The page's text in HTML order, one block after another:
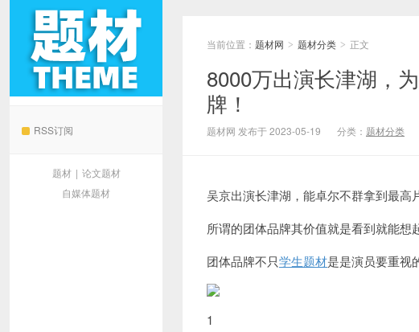
RSS订阅
题材 | 论文题材
自媒体题材
当前位置： 题材网 > 题材分类 > 正文
8000万出演长津湖，
牌！
题材网 发布于 2023-05-19 分类： 题材分类
吴京出演长津湖，能卓尔不群拿到最高
所谓的团体品牌其价值就是看到就能想
团体品牌不只学生题材是是演员要重视
1